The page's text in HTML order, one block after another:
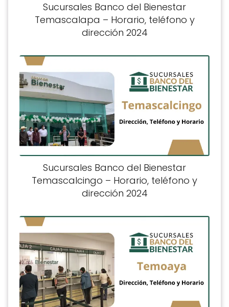
Sucursales Banco del Bienestar
Temascalapa – Horario, teléfono y
dirección 2024
Sucursales Banco del Bienestar
Temascalcingo – Horario, teléfono y
dirección 2024